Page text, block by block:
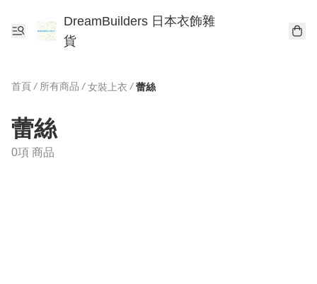
DreamBuilders 日本衣飾雜
貨
首頁 / 所有商品 / 女裝上衣 / 蕾絲
蕾絲
0項 商品